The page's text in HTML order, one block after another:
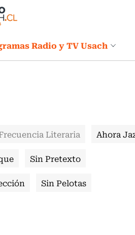
Radio y TV Usach
Literaria
Ahora
Sin Pretexto
Sin Pelotas